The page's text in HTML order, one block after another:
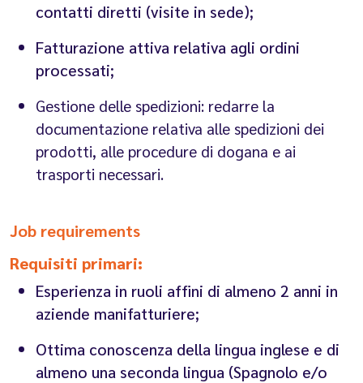
contatti diretti (visite in sede);
Fatturazione attiva relativa agli ordini
processati;
Gestione delle spedizioni: redarre la
documentazione relativa alle spedizioni dei
prodotti, alle procedure di dogana e ai
trasporti necessari.
Job requirements
Requisiti primari:
Esperienza in ruoli affini di almeno 2 anni in
aziende manifatturiere;
Ottima conoscenza della lingua inglese e di
almeno una seconda lingua (Spagnolo e/o